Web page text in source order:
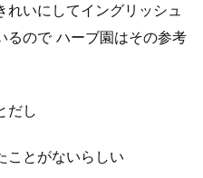
れいにしてイングリッシュ
るので ハーブ園はその参考
だし
ことがないらしい